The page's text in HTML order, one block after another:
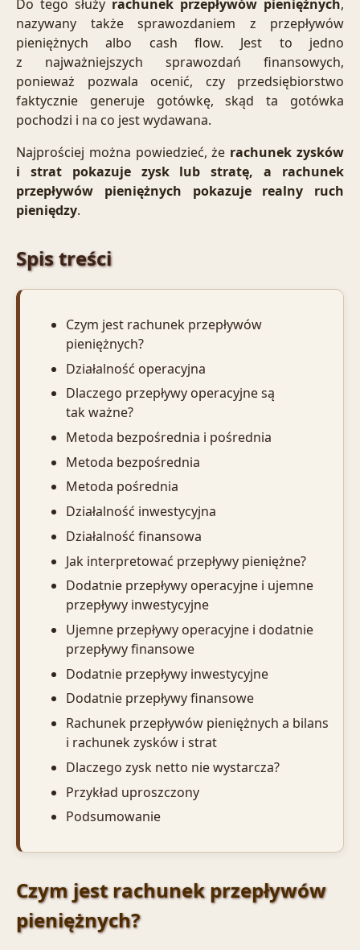
Do tego służy rachunek przepływów pieniężnych,
nazywany także sprawozdaniem z przepływów
pieniężnych albo cash flow. Jest to jedno
z najważniejszych sprawozdań finansowych,
ponieważ pozwala ocenić, czy przedsiębiorstwo
faktycznie generuje gotówkę, skąd ta gotówka
pochodzi i na co jest wydawana.
Najprościej można powiedzieć, że rachunek zysków
i stratpokazuje zysk lub stratę, a rachunek
przepływów pieniężnych pokazuje realny ruch
pieniędzy.
Spis treści
Czym jest rachunek przepływów
pieniężnych?
Działalność operacyjna
Dlaczego przepływy operacyjne są
tak ważne?
Metoda bezpośrednia i pośrednia
Metoda bezpośrednia
Metoda pośrednia
Działalność inwestycyjna
Działalność finansowa
Jak interpretować przepływy pieniężne?
Dodatnie przepływy operacyjne i ujemne
przepływy inwestycyjne
Ujemne przepływy operacyjne i dodatnie
przepływy finansowe
Dodatnie przepływy inwestycyjne
Dodatnie przepływy finansowe
Rachunek przepływów pieniężnych a bilans
i rachunek zysków i strat
Dlaczego zysk netto nie wystarcza?
Przykład uproszczony
Podsumowanie
Czym jest rachunek przepływów
pieniężnych?